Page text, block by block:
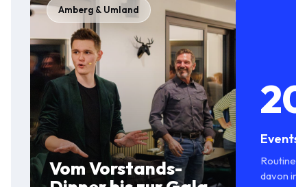
Amberg & Umland
Vom Vorstands-
Events
Routine
davon in